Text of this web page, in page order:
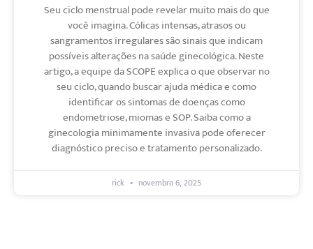
Seu ciclo menstrual pode revelar muito mais do que
você imagina. Cólicas intensas, atrasos ou
sangramentos irregulares são sinais que indicam
possíveis alterações na saúde ginecológica. Neste
artigo, a equipe da SCOPE explica o que observar no
seu ciclo, quando buscar ajuda médica e como
identificar os sintomas de doenças como
endometriose, miomas e SOP. Saiba como a
ginecologia minimamente invasiva pode oferecer
diagnóstico preciso e tratamento personalizado.
rick novembro 6, 2025